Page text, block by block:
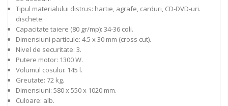
Tipul materialului distrus: hartie, agrafe, carduri, CD-DVD-uri.
dischete.
Capacitate taiere (80 gr/mp): 34-36 coli.
Dimensiuni particule: 4.5 x 30 mm (cross cut).
Nivel de securitate: 3.
Putere motor: 1300 W.
Volumul cosului: 145 l.
Greutate: 72 kg.
Dimensiuni: 580 x 550 x 1020 mm.
Culoare: alb.